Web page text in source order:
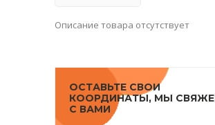
Описание товара отсутствует
ОСТАВЬТЕ СВОИ
КООРДИНАТЫ, МЫ
С ВАМИ